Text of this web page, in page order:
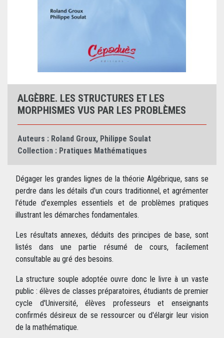
ALGÈBRE. LES STRUCTURES ET LES
MORPHISMES VUS PAR LES PROBLÈMES
Auteurs : Roland Groux, Philippe Soulat
Collection : Pratiques Mathématiques
Dégager les grandes lignes de la théorie Algébrique, sans se
perdre dans les détails d'un cours traditionnel, et agrémenter
l'étude d'exemples essentiels et de problèmes pratiques
illustrant les démarches fondamentales.
Les résultats annexes, déduits des principes de base, sont
listés dans une partie résumé de cours, facilement
consultable au gré des besoins.
La structure souple adoptée ouvre donc le livre à un vaste
public : élèves de classes préparatoires, étudiants de premier
cycle d'Université, élèves professeurs et enseignants
confirmés désireux de se ressourcer ou d'élargir leur vision
de la mathématique.